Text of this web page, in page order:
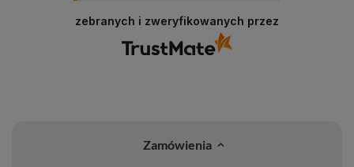
zebranych i zweryfikowanych przez
Zamówienia